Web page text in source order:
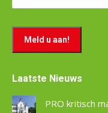
Laatste Nieuws
PRO kritisch